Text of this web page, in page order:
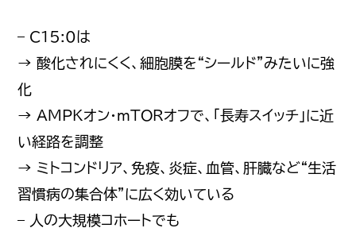
– C15:0は
→ 酸化されにくく、細胞膜を“シールド”みたいに強
化
→ AMPKオン・mTORオフで、「長寿スイッチ」に近
い経路を調整
→ ミトコンドリア、免疫、炎症、血管、肝臓など“生活
習慣病の集合体”に広く効いている
– 人の大規模コホートでも